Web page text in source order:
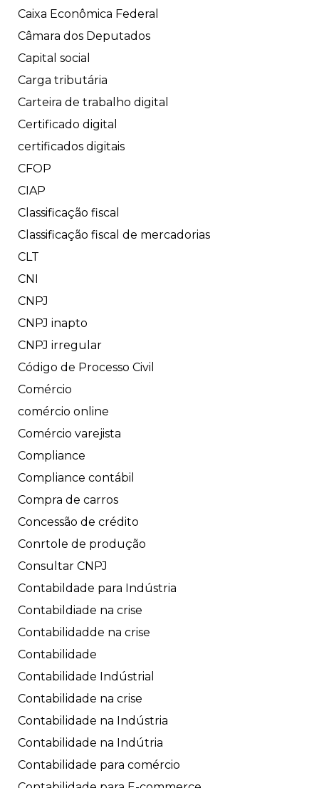
Caixa Econômica Federal
Câmara dos Deputados
Capital social
Carga tributária
Carteira de trabalho digital
Certificado digital
certificados digitais
CFOP
CIAP
Classificação fiscal
Classificação fiscal de mercadorias
CLT
CNI
CNPJ
CNPJ inapto
CNPJ irregular
Código de Processo Civil
Comércio
comércio online
Comércio varejista
Compliance
Compliance contábil
Compra de carros
Concessão de crédito
Conrtole de produção
Consultar CNPJ
Contabildade para Indústria
Contabildiade na crise
Contabilidadde na crise
Contabilidade
Contabilidade Indústrial
Contabilidade na crise
Contabilidade na Indústria
Contabilidade na Indútria
Contabilidade para comércio